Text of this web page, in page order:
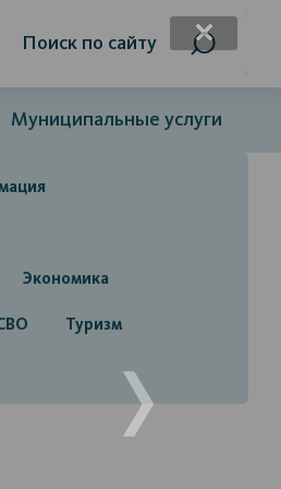
Поиск по сайту
Муниципальные услуги
Экономика
Туризм